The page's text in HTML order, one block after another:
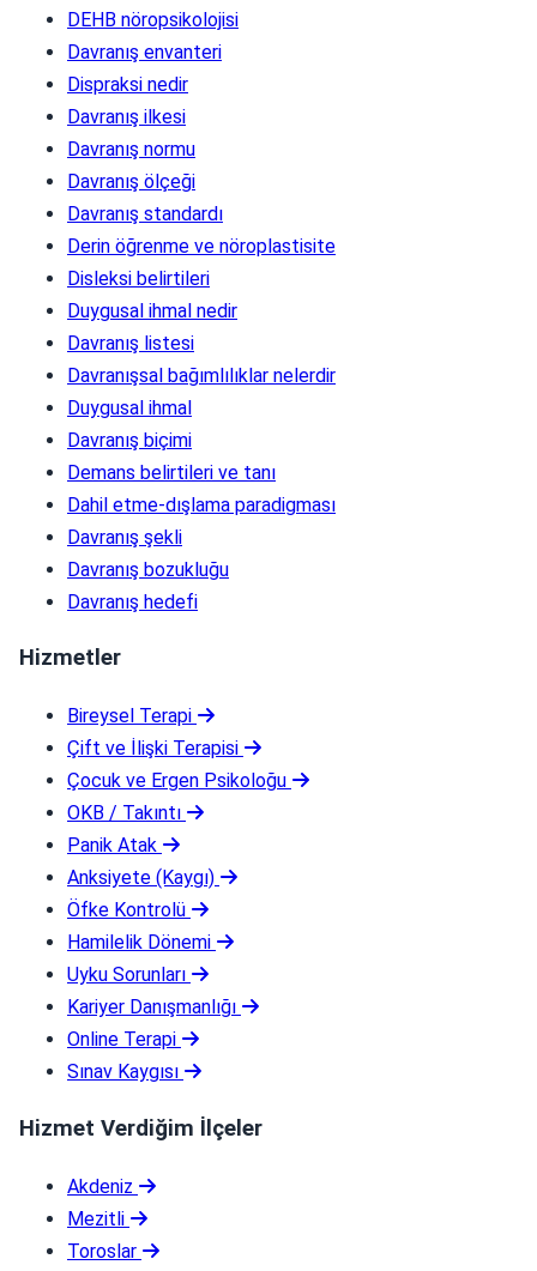
DEHB nöropsikolojisi
Davranış envanteri
Dispraksi nedir
Davranış ilkesi
Davranış normu
Davranış ölçeği
Davranış standardı
Derin öğrenme ve nöroplastisite
Disleksi belirtileri
Duygusal ihmal nedir
Davranış listesi
Davranışsal bağımlılıklar nelerdir
Duygusal ihmal
Davranış biçimi
Demans belirtileri ve tanı
Dahil etme-dışlama paradigması
Davranış şekli
Davranış bozukluğu
Davranış hedefi
Hizmetler
Bireysel Terapi
Çift ve İlişki Terapisi
Çocuk ve Ergen Psikoloğu
OKB / Takıntı
Panik Atak
Anksiyete (Kaygı)
Öfke Kontrolü
Hamilelik Dönemi
Uyku Sorunları
Kariyer Danışmanlığı
Online Terapi
Sınav Kaygısı
Hizmet Verdiğim İlçeler
Akdeniz
Mezitli
Toroslar